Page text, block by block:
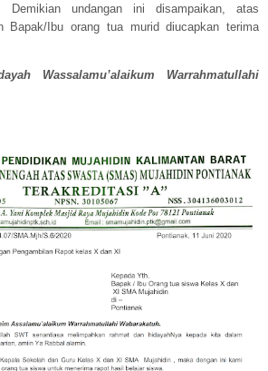
Demikian undangan ini disampaikan, atas
Bapak/Ibu orang tua murid diucapkan terima
Wassalamu’alaikum Warrahmatullahi